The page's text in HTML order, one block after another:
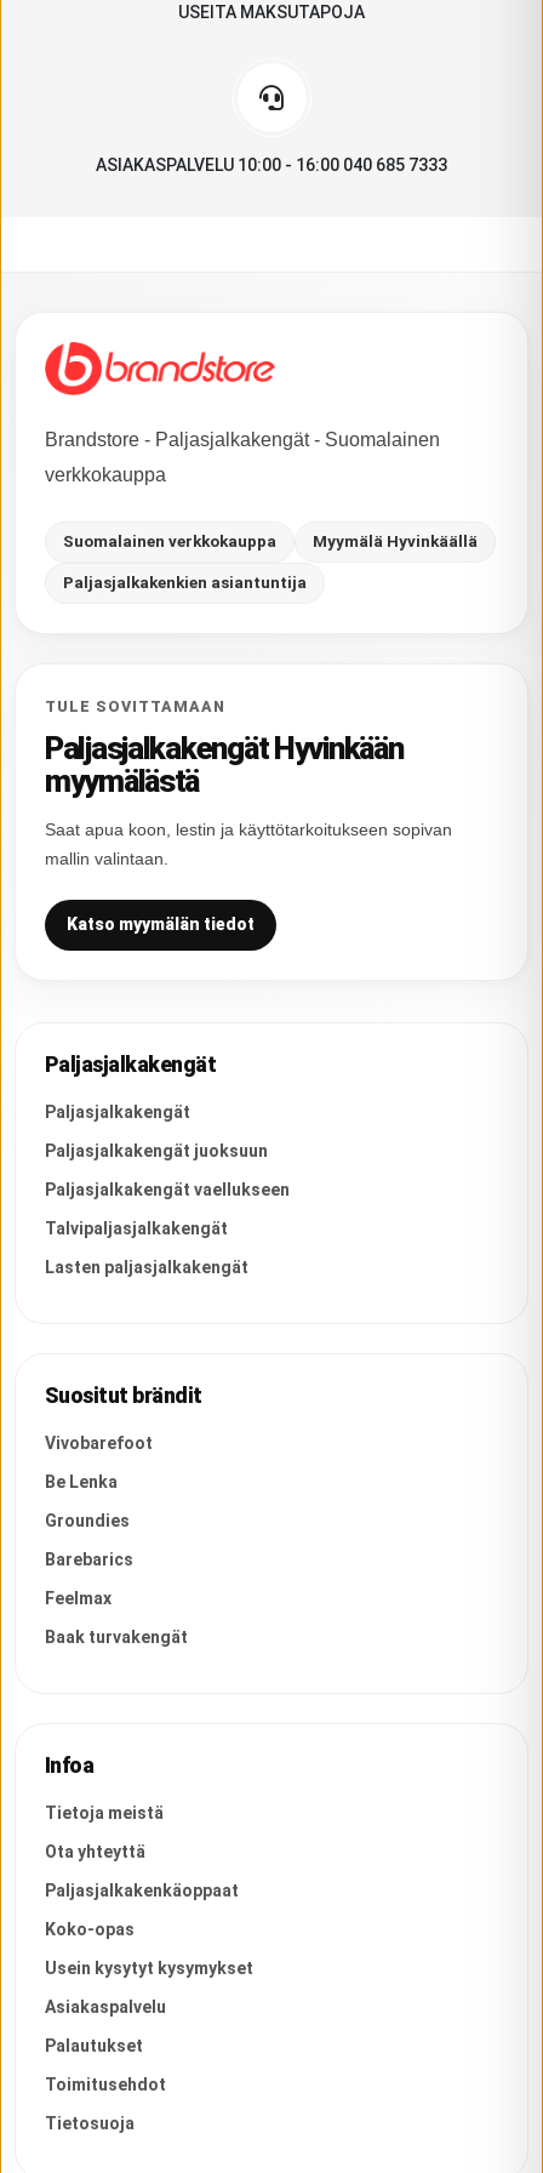
USEITA MAKSUTAPOJA
ASIAKASPALVELU 10:00 - 16:00 040 685 7333
Brandstore - Paljasjalkakengät - Suomalainen
verkkokauppa
Suomalainen verkkokauppa Myymälä Hyvinkäällä
Paljasjalkakenkien asiantuntija
TULE SOVITTAMAAN
Paljasjalkakengät Hyvinkään
myymälästä
Saat apua koon, lestin ja käyttötarkoitukseen sopivan
mallin valintaan.
Katso myymälän tiedot
Paljasjalkakengät
Paljasjalkakengät
Paljasjalkakengät juoksuun
Paljasjalkakengät vaellukseen
Talvipaljasjalkakengät
Lasten paljasjalkakengät
Suositut brändit
Vivobarefoot
Be Lenka
Groundies
Barebarics
Feelmax
Baak turvakengät
Infoa
Tietoja meistä
Ota yhteyttä
Paljasjalkakenkäoppaat
Koko-opas
Usein kysytyt kysymykset
Asiakaspalvelu
Palautukset
Toimitusehdot
Tietosuoja